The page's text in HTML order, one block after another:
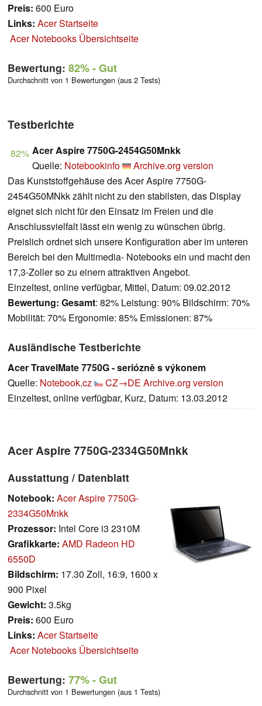
Preis: 600 Euro
Links: Acer Startseite
Acer Notebooks Übersichtseite
Bewertung: 82%- Gut
Durchschnitt von 1 Bewertungen (aus 2 Tests)
Testberichte
82% Acer Aspire 7750G-2454G50Mnkk
Quelle: Notebookinfo
Archive.org version
Das Kunststoffgehäuse des Acer Aspire 7750G-
2454G50MNkk zählt nicht zu den stabilsten, das Display
eignet sich nicht für den Einsatz im Freien und die
Anschlussvielfalt lässt ein wenig zu wünschen übrig.
Preislich ordnet sich unsere Konfiguration aber im unteren
Bereich bei den Multimedia- Notebooks ein und macht den
17,3-Zoller so zu einem attraktiven Angebot.
Einzeltest, online verfügbar, Mittel, Datum: 09.02.2012
Bewertung: Gesamt: 82% Leistung: 90% Bildschirm: 70%
Mobilität: 70% Ergonomie: 85% Emissionen: 87%
Ausländische Testberichte
Acer TravelMate 7750G - seriózně s výkonem
Quelle: Notebook.cz CZ→DE Archive.org version
Einzeltest, online verfügbar, Kurz, Datum: 13.03.2012
Acer Aspire 7750G-2334G50Mnkk
Ausstattung / Datenblatt
Notebook: Acer Aspire 7750G-
2334G50Mnkk
Prozessor: Intel Core i3 2310M
Grafikkarte: AMD Radeon HD
6550D
Bildschirm: 17.30 Zoll, 16:9, 1600 x
900 Pixel
Gewicht: 3.5kg
Preis: 600 Euro
Links: Acer Startseite
Acer Notebooks Übersichtseite
Bewertung: 77%- Gut
Durchschnitt von 1 Bewertungen (aus 1 Tests)